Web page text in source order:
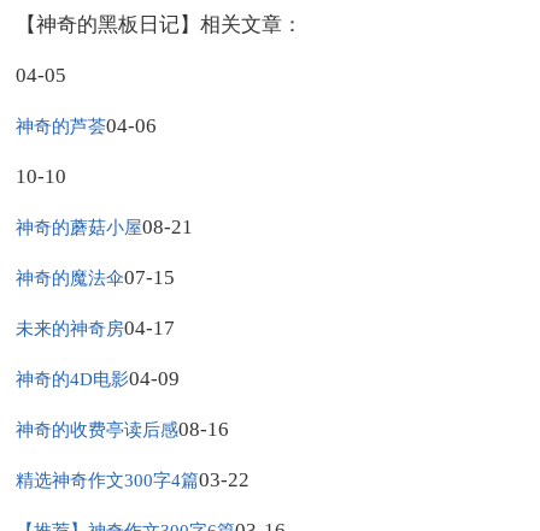
【神奇的黑板日记】相关文章：
04-05
神奇的芦荟04-06
10-10
神奇的蘑菇小屋08-21
神奇的魔法伞07-15
未来的神奇房04-17
神奇的4D电影04-09
神奇的收费亭读后感08-16
精选神奇作文300字4篇03-22